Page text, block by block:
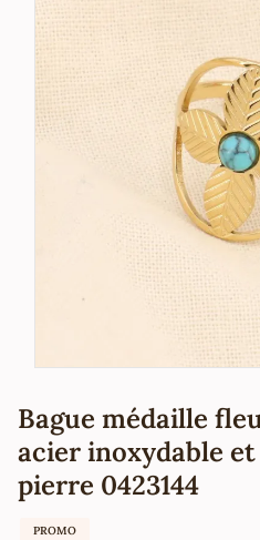
Bague médaille
acier inoxydable
pierre 0423144
PROMO